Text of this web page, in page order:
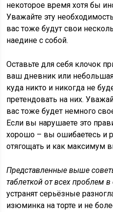
некоторое время хотя бы
Уважайте эту
вас тоже будут свои
наедине с собой.
Оставьте для себя клочок
ваш дневник или
куда никто и никогда не
претендовать на них.
вас тоже будет немного
Если вы нарушаете это
хорошо – вы ошибаетесь и
отягощать и как максимум
Представленные выше
таблеткой от всех проблем
устранят серьёзные
изюминка на торте и не